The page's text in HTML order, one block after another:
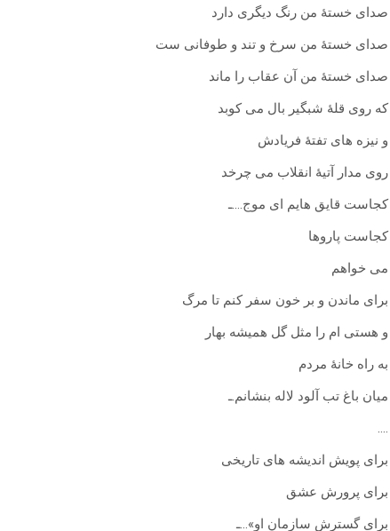
صدای خستۀ من رنگ دیگری دارد
صدای خستۀ من سرخ و تند و طوفانی ست
صدای خستۀ من آن عقاب را ماند
که روی قلۀ شبگیر بال می کوبد
و نیزه های تفتۀ فریادش
روی مدار آتیۀ انقلاب می چرخد
کجاست قایق هایم ای موج….ـ
کجاست پاروها
می خواهم
برای ماندن و بر خون سفر کنم تا مرگ
و هستی ام را مثل گل همیشه بهار
به راه خانۀ مردم
میان باغ تب آلود لاله بنشانم.ـ
….
برای پویش اندیشه های تاریخی
برای پرورش عشق
برای گسترش سازمان او»…ـ